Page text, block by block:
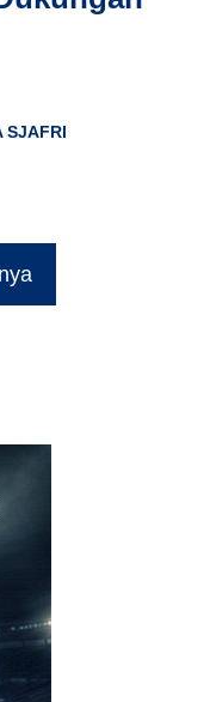
SJAFRI